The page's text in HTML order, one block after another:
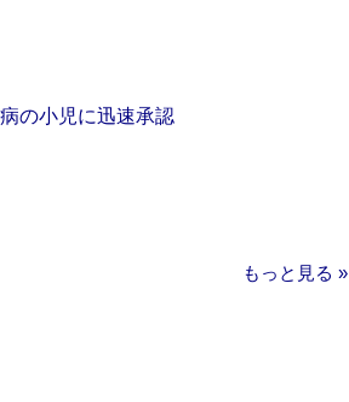
の小児に迅速承認
もっと見る »